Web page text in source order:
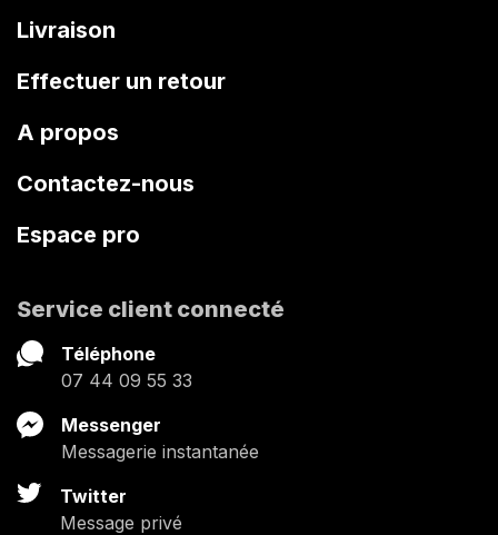
Livraison
Effectuer un retour
A propos
Contactez-nous
Espace pro
Service client connecté
Téléphone
07 44 09 55 33
Messenger
Messagerie instantanée
Twitter
Message privé